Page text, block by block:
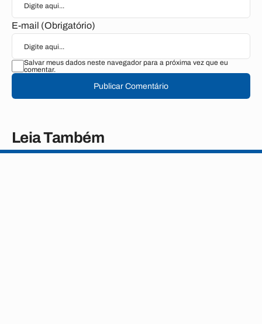
E-mail (Obrigatório)
Salvar meus dados neste navegador para a próxima vez que eu
comentar.
Publicar Comentário
Leia Também